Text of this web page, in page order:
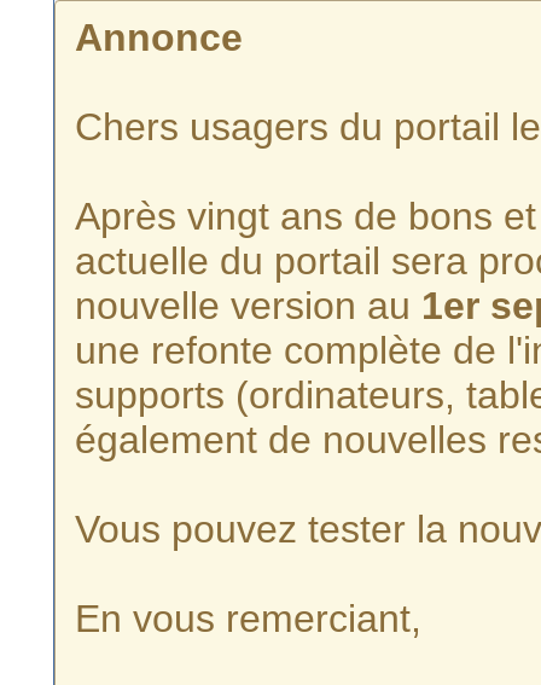
Annonce
Chers usagers du portail
Après vingt ans de bons
actuelle du portail sera
nouvelle version au 1er
une refonte complète de
supports (ordinateurs,
également de nouvelles
Vous pouvez tester la
En vous remerciant,